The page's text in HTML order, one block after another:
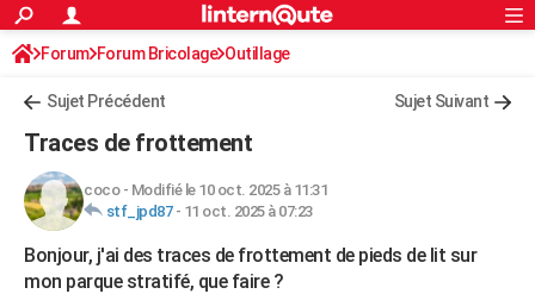
ACTUALITÉS
Politique
Société
Faits Divers
Education
Monde
Villes
+
FINANCE
Retraite
Impôts
Epargne
Immobilier
Risques naturels par ville
Banque
Assurance
Crédit
AUTO
Essais
Réserver un essai
Citadines
Berlines
SUV
Forum auto
+HIGH-TECH
S'inscrire
Connexion
Forum Forum Bricolage Outillage
Sujet Précédent Sujet Suivant
Traces de frottement
coco- Modifié le 10 oct. 2025 à 11:31
stf_jpd87- 11 oct. 2025 à 07:23
Bonjour, j'ai des traces de frottement de pieds de lit sur
mon parque stratifé, que faire ?